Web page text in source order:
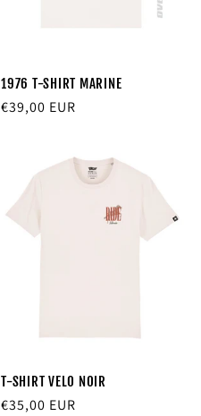
1976 T-SHIRT MARINE
Prix
€39,00 EUR
T-SHIRT VELO NOIR
Prix
€35,00 EUR